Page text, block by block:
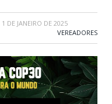
1 DE JANEIRO DE 2025
VEREADORES